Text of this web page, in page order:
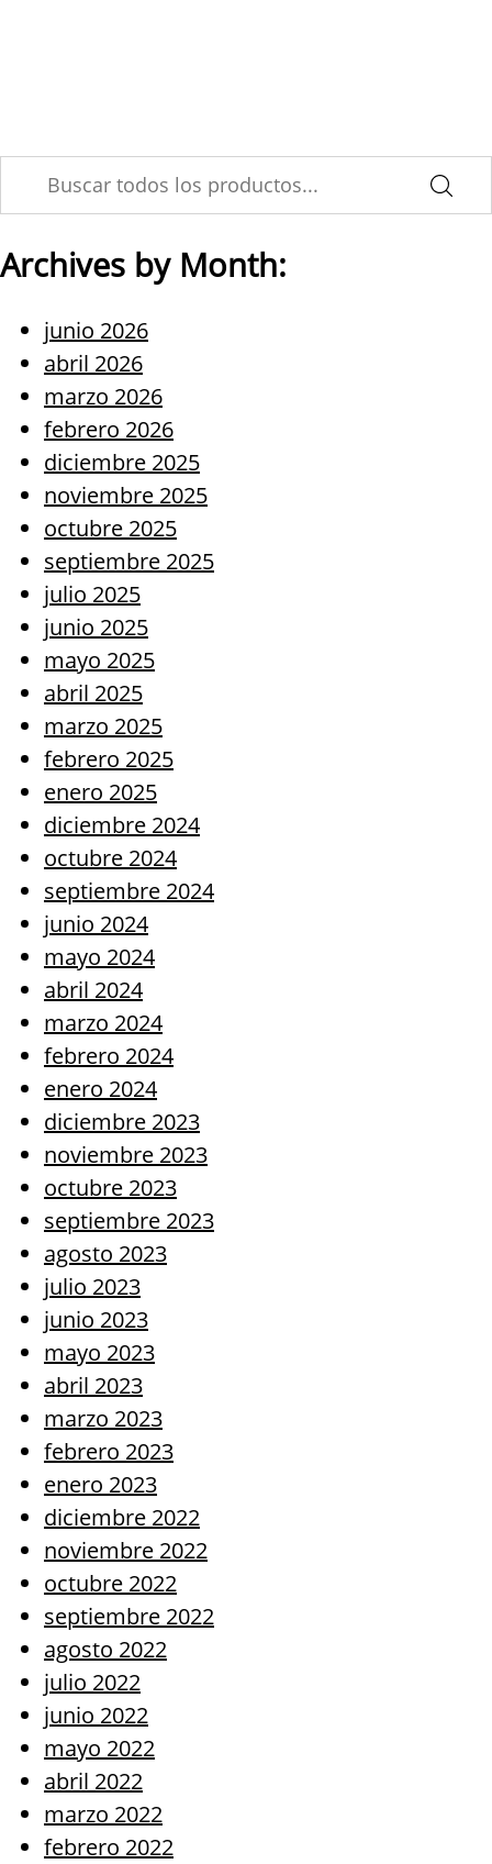
Archives by Month:
junio 2026
abril 2026
marzo 2026
febrero 2026
diciembre 2025
noviembre 2025
octubre 2025
septiembre 2025
julio 2025
junio 2025
mayo 2025
abril 2025
marzo 2025
febrero 2025
enero 2025
diciembre 2024
octubre 2024
septiembre 2024
junio 2024
mayo 2024
abril 2024
marzo 2024
febrero 2024
enero 2024
diciembre 2023
noviembre 2023
octubre 2023
septiembre 2023
agosto 2023
julio 2023
junio 2023
mayo 2023
abril 2023
marzo 2023
febrero 2023
enero 2023
diciembre 2022
noviembre 2022
octubre 2022
septiembre 2022
agosto 2022
julio 2022
junio 2022
mayo 2022
abril 2022
marzo 2022
febrero 2022